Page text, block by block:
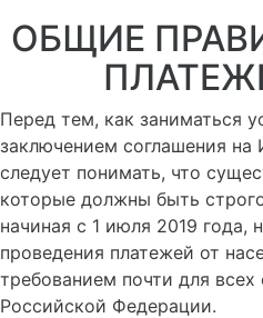
ОБЩИЕ
Перед тем, как заниматься
заключением соглашения на
следует понимать, что
которые должны быть
начиная с 1 июля 2019 года,
проведения платежей от
требованием почти для всех
Российской Федерации.